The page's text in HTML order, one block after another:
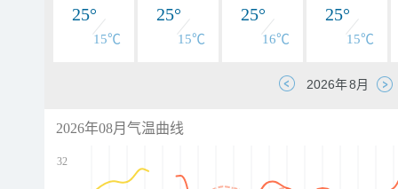
25°
15℃
25°
15℃
25°
16℃
25°
15℃
2026年08月气温曲线
32